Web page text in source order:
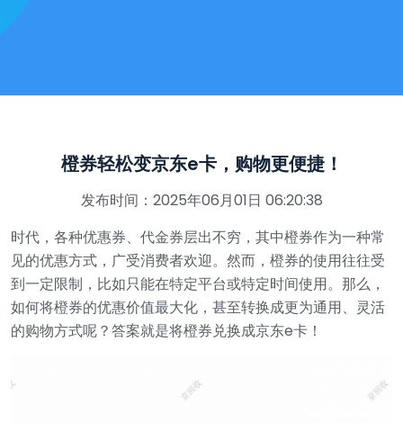
橙券轻松变京东e卡，购物更便捷！
发布时间：2025年06月01日 06:20:38
时代，各种优惠券、代金券层出不穷，其中橙券作为一种常
见的优惠方式，广受消费者欢迎。然而，橙券的使用往往受
到一定限制，比如只能在特定平台或特定时间使用。那么，
如何将橙券的优惠价值最大化，甚至转换成更为通用、灵活
的购物方式呢？答案就是将橙券兑换成京东e卡！